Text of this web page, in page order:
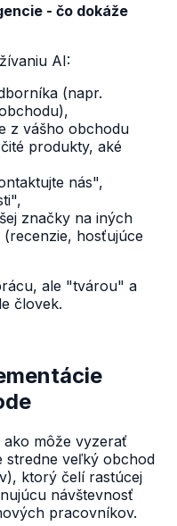
- čo dokáže
AI:
(napr.
z vášho obchodu
produkty, aké
nás",
značky na iných
hosťujúce
ale "tvárou" a
človek.
ako môže vyzerať
stredne veľký obchod
ktorý čelí rastúcej
návštevnosť
pracovníkov.